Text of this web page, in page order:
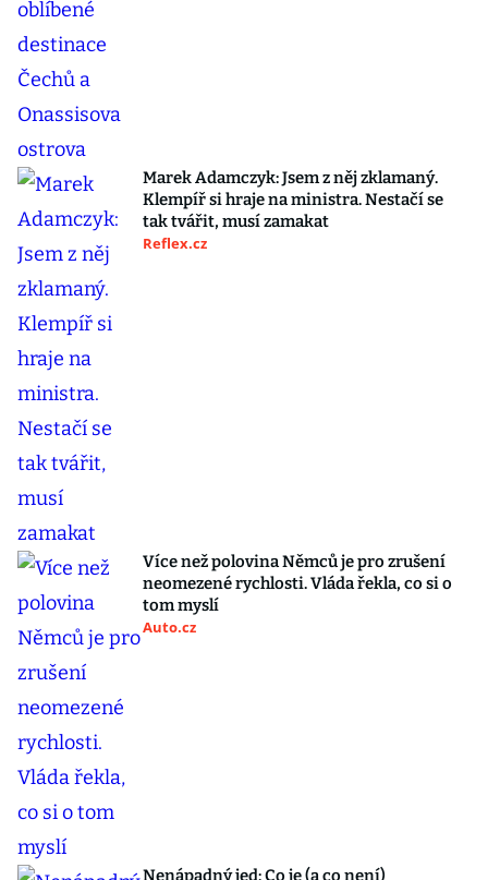
Marek Adamczyk: Jsem z něj zklamaný.
Klempíř si hraje na ministra. Nestačí se
tak tvářit, musí zamakat
Reflex.cz
Více než polovina Němců je pro zrušení
neomezené rychlosti. Vláda řekla, co si o
tom myslí
Auto.cz
Nenápadný jed: Co je (a co není)